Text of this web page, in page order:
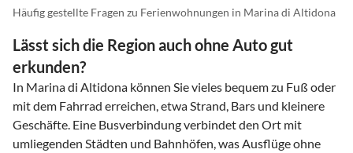
Häufig gestellte Fragen zu Ferienwohnungen in Marina di Altidona
Lässt sich die Region auch ohne Auto gut
erkunden?
In Marina di Altidona können Sie vieles bequem zu Fuß oder
mit dem Fahrrad erreichen, etwa Strand, Bars und kleinere
Geschäfte. Eine Busverbindung verbindet den Ort mit
umliegenden Städten und Bahnhöfen, was Ausflüge ohne